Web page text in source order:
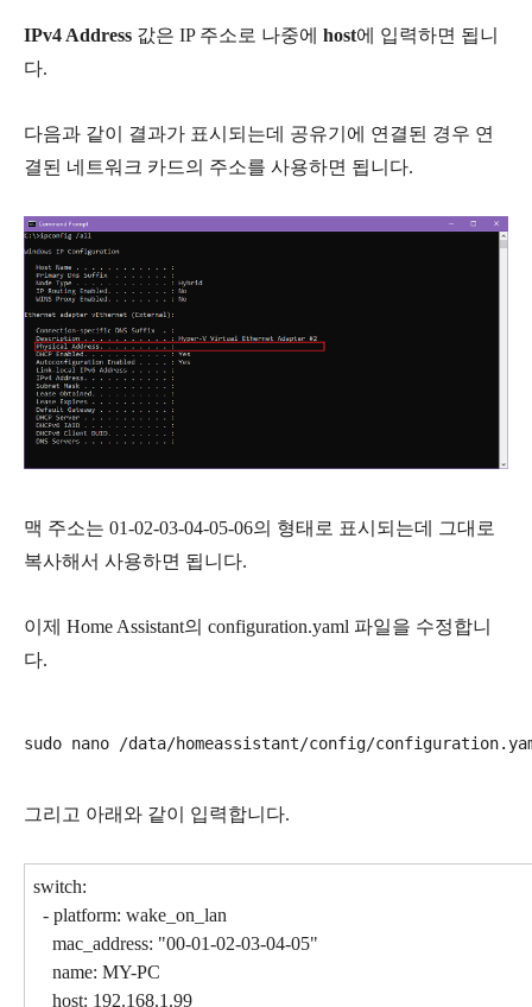
IPv4 Address 값은 IP 주소로 나중에 host에 입력하면 됩니
다.
다음과 같이 결과가 표시되는데 공유기에 연결된 경우 연
결된 네트워크 카드의 주소를 사용하면 됩니다.
맥 주소는 01-02-03-04-05-06의 형태로 표시되는데 그대로
복사해서 사용하면 됩니다.
이제 Home Assistant의 configuration.yaml 파일을 수정합니
다.
그리고 아래와 같이 입력합니다.
switch:
- platform: wake_on_lan
mac_address: "00-01-02-03-04-05"
name: MY-PC
host: 192.168.1.99